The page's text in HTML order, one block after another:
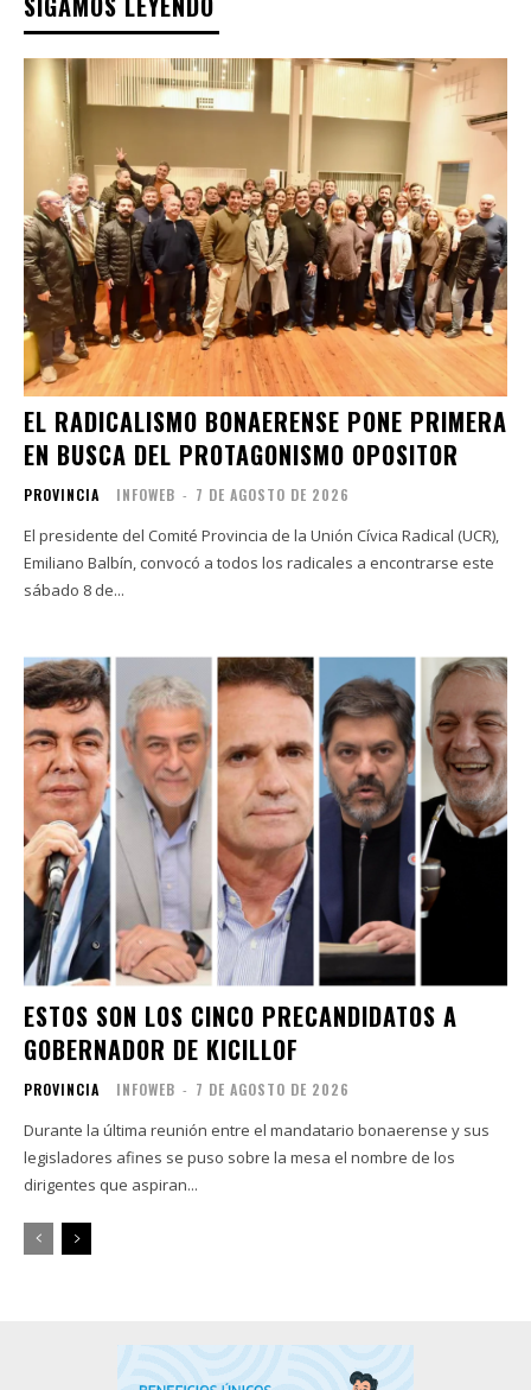
EL RADICALISMO BONAERENSE PONE PRIMERA
EN BUSCA DEL PROTAGONISMO OPOSITOR
PROVINCIA INFOWEB - 7 DE AGOSTO DE 2026
El presidente del Comité Provincia de la Unión Cívica Radical (UCR),
Emiliano Balbín, convocó a todos los radicales a encontrarse este
sábado 8 de...
ESTOS SON LOS CINCO PRECANDIDATOS A
GOBERNADOR DE KICILLOF
PROVINCIA INFOWEB - 7 DE AGOSTO DE 2026
Durante la última reunión entre el mandatario bonaerense y sus
legisladores afines se puso sobre la mesa el nombre de los
dirigentes que aspiran...